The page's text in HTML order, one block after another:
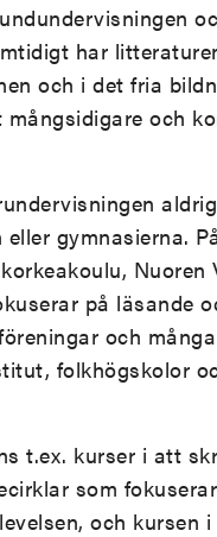
har
och i det fria
och
gymnasierna.
Nuoren
på läsande
och
folkhögskolor
t.ex. kurser i att
som
och kursen